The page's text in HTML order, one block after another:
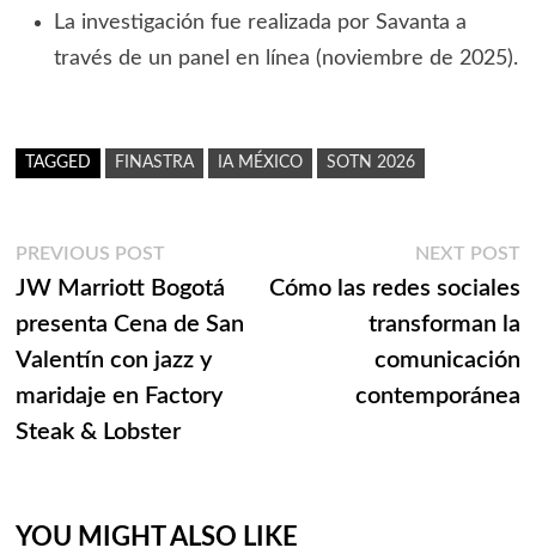
La investigación fue realizada por Savanta a
través de un panel en línea (noviembre de 2025).
TAGGED FINASTRA IA MÉXICO SOTN 2026
Navegación
de
entradas
PREVIOUS POSTPrevious
post:
JW Marriott Bogotá
presenta Cena de San
Valentín con jazz y
maridaje en Factory
Steak & Lobster
NEXT POST
Cómo las redes sociales
transforman la
comunicación
contemporánea
YOU MIGHT ALSO LIKE